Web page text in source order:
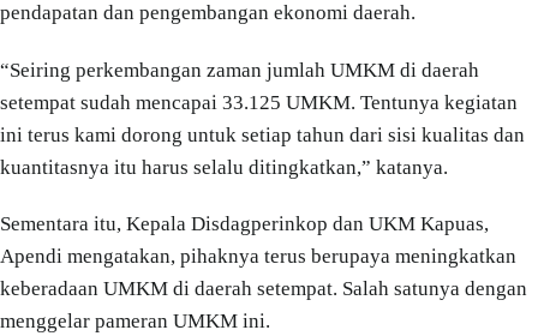
pendapatan dan pengembangan ekonomi daerah.
“Seiring perkembangan zaman jumlah UMKM di daerah
setempat sudah mencapai 33.125 UMKM. Tentunya kegiatan
ini terus kami dorong untuk setiap tahun dari sisi kualitas dan
kuantitasnya itu harus selalu ditingkatkan,” katanya.
Sementara itu, Kepala Disdagperinkop dan UKM Kapuas,
Apendi mengatakan, pihaknya terus berupaya meningkatkan
keberadaan UMKM di daerah setempat. Salah satunya dengan
menggelar pameran UMKM ini.